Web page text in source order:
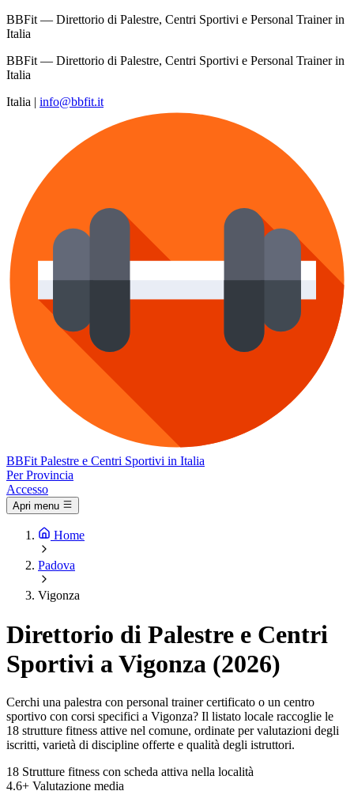
BBFit — Direttorio di Palestre, Centri Sportivi e Personal Trainer in
Italia
BBFit — Direttorio di Palestre, Centri Sportivi e Personal Trainer in
Italia
Italia | info@bbfit.it
BBFit Palestre e Centri Sportivi in Italia
Per Provincia
Accesso
Apri menu
Home
Padova
Vigonza
Direttorio di Palestre e Centri
Sportivi a Vigonza (2026)
Cerchi una palestra con personal trainer certificato o un centro
sportivo con corsi specifici a Vigonza? Il listato locale raccoglie le
18 strutture fitness attive nel comune, ordinate per valutazioni degli
iscritti, varietà di discipline offerte e qualità degli istruttori.
18 Strutture fitness con scheda attiva nella località
4.6+ Valutazione media